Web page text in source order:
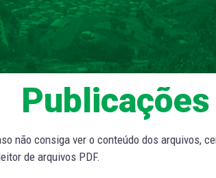
Publicações
não consiga ver o conteúdo dos arquivos,
de arquivos PDF.